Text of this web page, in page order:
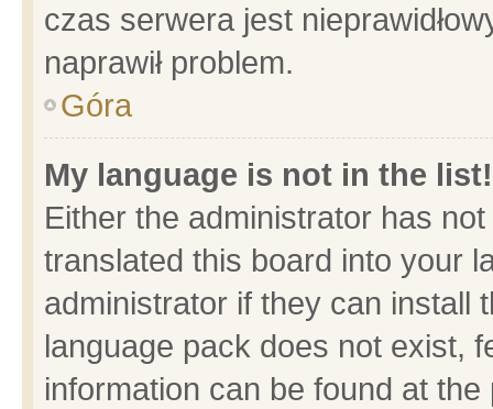
czas serwera jest
naprawił problem.
Góra
My language is not in the list!
Either the administrator has
translated this board into your
administrator if they can install
language pack does not exist,
information can be found at